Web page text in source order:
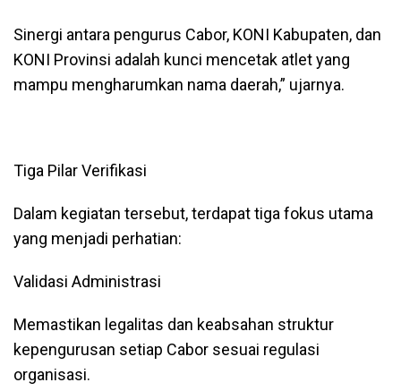
Sinergi antara pengurus Cabor, KONI Kabupaten, dan
KONI Provinsi adalah kunci mencetak atlet yang
mampu mengharumkan nama daerah,” ujarnya.
Tiga Pilar Verifikasi
Dalam kegiatan tersebut, terdapat tiga fokus utama
yang menjadi perhatian:
Validasi Administrasi
Memastikan legalitas dan keabsahan struktur
kepengurusan setiap Cabor sesuai regulasi
organisasi.